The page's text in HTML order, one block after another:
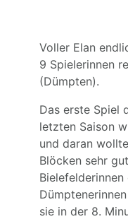
Voller Elan
9 Spielerinnen
(Dümpten).
Das erste Spiel
letzten Saison
und daran
Blöcken sehr
sie in der 8.